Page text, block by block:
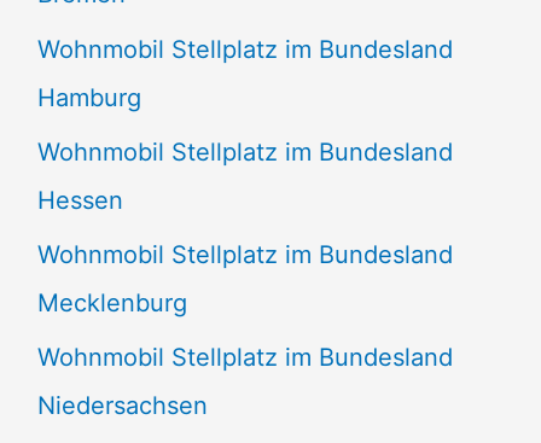
Wohnmobil Stellplatz im Bundesland
Hamburg
Wohnmobil Stellplatz im Bundesland
Hessen
Wohnmobil Stellplatz im Bundesland
Mecklenburg
Wohnmobil Stellplatz im Bundesland
Niedersachsen